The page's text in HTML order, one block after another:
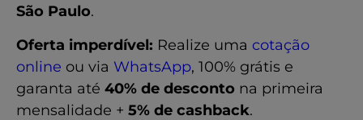
São Paulo.
Oferta imperdível: Realize uma cotação
online ou via WhatsApp, 100% grátis e
garanta até 40% de desconto na primeira
mensalidade + 5% de cashback.